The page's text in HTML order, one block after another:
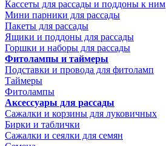
Кассеты для рассады и поддоны к ним
Мини парники для рассады
Пакеты для рассады
Ящики и поддоны для рассады
Горшки и наборы для рассады
Фитолампы и таймеры
Подставки и провода для фитоламп
Таймеры
Фитолампы
Аксессуары для рассады
Сажалки и корзины для луковичных
Бирки и таблички
Сажалки и сеялки для семян